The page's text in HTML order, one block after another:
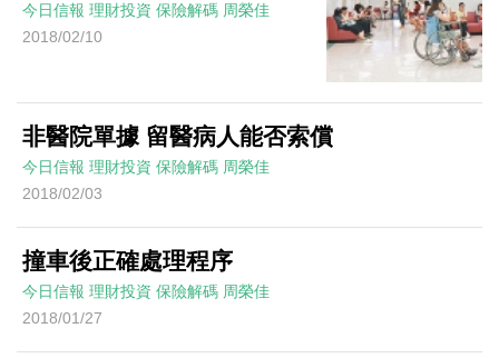
今日信報 理財投資 保險解碼 周榮佳
2018/02/10
非醫院單據 留醫病人能否索償
今日信報 理財投資 保險解碼 周榮佳
2018/02/03
撞車後正確處理程序
今日信報 理財投資 保險解碼 周榮佳
2018/01/27